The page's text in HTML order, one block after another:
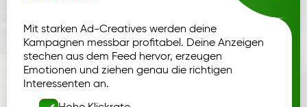
Mit starken Ad-Creatives werden deine
Kampagnen messbar profitabel. Deine Anzeigen
stechen aus dem Feed hervor, erzeugen
Emotionen und ziehen genau die richtigen
Interessenten an.